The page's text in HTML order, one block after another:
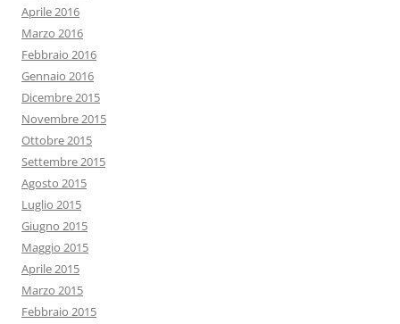
Aprile 2016
Marzo 2016
Febbraio 2016
Gennaio 2016
Dicembre 2015
Novembre 2015
Ottobre 2015
Settembre 2015
Agosto 2015
Luglio 2015
Giugno 2015
Maggio 2015
Aprile 2015
Marzo 2015
Febbraio 2015